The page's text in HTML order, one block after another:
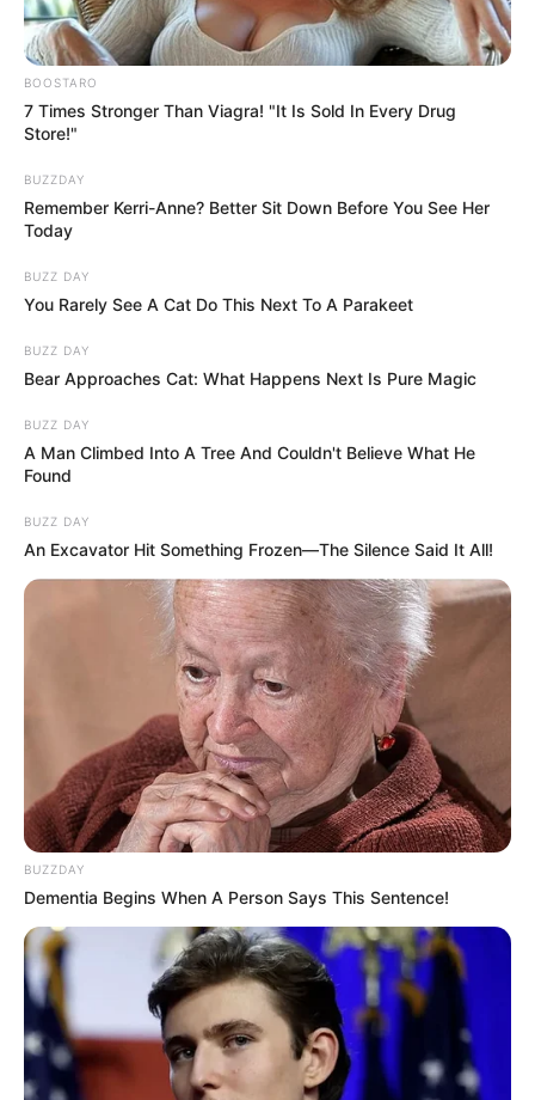
BOOSTARO
7 Times Stronger Than Viagra! "It Is Sold In Every Drug
Store!"
BUZZDAY
Remember Kerri-Anne? Better Sit Down Before You See Her
Today
BUZZ DAY
You Rarely See A Cat Do This Next To A Parakeet
BUZZ DAY
Bear Approaches Cat: What Happens Next Is Pure Magic
BUZZ DAY
A Man Climbed Into A Tree And Couldn't Believe What He
Found
BUZZ DAY
An Excavator Hit Something Frozen—The Silence Said It All!
BUZZDAY
Dementia Begins When A Person Says This Sentence!